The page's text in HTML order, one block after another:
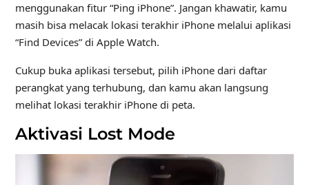
menggunakan fitur “Ping iPhone”. Jangan khawatir, kamu
masih bisa melacak lokasi terakhir iPhone melalui aplikasi
“Find Devices” di Apple Watch.
Cukup buka aplikasi tersebut, pilih iPhone dari daftar
perangkat yang terhubung, dan kamu akan langsung
melihat lokasi terakhir iPhone di peta.
Aktivasi Lost Mode